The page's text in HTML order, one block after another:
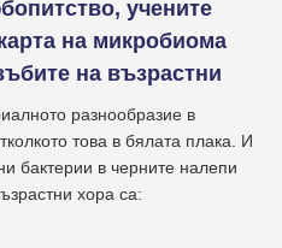
учените
на микробиома
на възрастни
разнообразие в
това в бялата плака. И
бактерии в черните налепи
хора са: